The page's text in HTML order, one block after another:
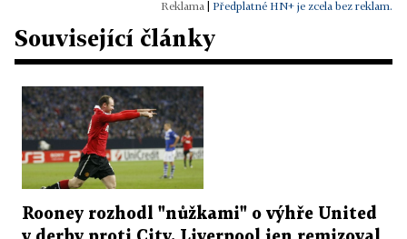
Předplatné HN+ je zcela bez reklam.
Související články
Rooney rozhodl "nůžkami" o výhře United